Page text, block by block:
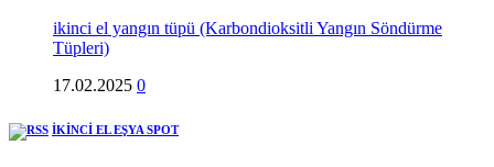
ikinci el yangın tüpü (Karbondioksitli Yangın Söndürme
Tüpleri)
17.02.2025 0
İKİNCİ EL EŞYA SPOT